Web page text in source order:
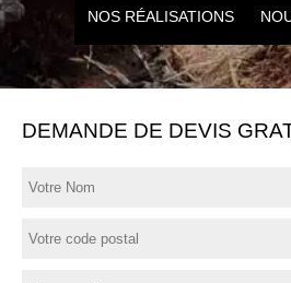
NOS RÉALISATIONS
DEMANDE DE DEVIS